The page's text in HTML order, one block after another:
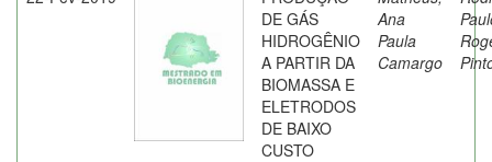
DE GÁS
HIDROGÊNIO
A PARTIR DA
BIOMASSA E
ELETRODOS
DE BAIXO
CUSTO
Ana
Paula
Camargo